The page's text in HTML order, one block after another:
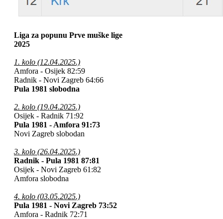
Liga za popunu Prve muške lige
2025
1. kolo (12.04.2025.)
Amfora - Osijek 82:59
Radnik - Novi Zagreb 64:66
Pula 1981 slobodna
2. kolo (19.04.2025.)
Osijek - Radnik 71:92
Pula 1981 - Amfora 91:73
Novi Zagreb slobodan
3. kolo (26.04.2025.)
Radnik - Pula 1981 87:81
Osijek - Novi Zagreb 61:82
Amfora slobodna
4. kolo (03.05.2025.)
Pula 1981 - Novi Zagreb 73:52
Amfora - Radnik 72:71